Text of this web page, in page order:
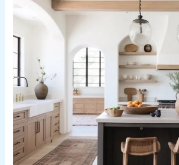
blanc
bleu
:
idées
élégantes
pour
un
mariage
harmonieux